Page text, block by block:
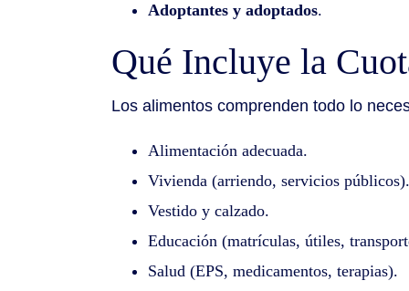
Adoptantes y adoptados.
Qué Incluye la
Los alimentos comprenden todo lo
Alimentación adecuada.
Vivienda (arriendo, servicios públicos).
Vestido y calzado.
Educación (matrículas, útiles,
Salud (EPS, medicamentos, terapias).